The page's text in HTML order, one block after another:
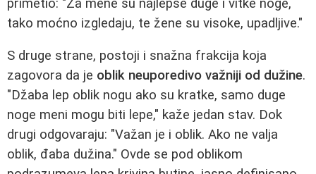
primetio: "Za mene su najlepše duge i vitke noge,
tako moćno izgledaju, te žene su visoke, upadljive."
S druge strane, postoji i snažna frakcija koja
zagovora da je oblik neuporedivo važniji od dužine.
"Džaba lep oblik nogu ako su kratke, samo duge
noge meni mogu biti lepe," kaže jedan stav. Dok
drugi odgovaraju: "Važan je i oblik. Ako ne valja
oblik, đaba dužina." Ovde se pod oblikom